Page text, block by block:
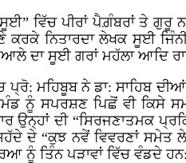
ਵਿੱਚ ਪੀਰਾਂ ਪੈਗ਼ੰਬਰਾਂ ਤੇ
ਕਰਕੇ ਨਿਤਾਰਦਾ ਲੇਖਕ ਸੂਈ
ਦਾ ਸੂਈ ਗਰਾਂ ਮਹੱਲਾ ਆਦਿ
ਮਹਿਬੂਬ ਨੇ ਡਾ: ਸਾਹਿਬ
ਨੂੰ ਸਪਰਸ਼ਣ ਪਿਛੋਂ ਵੀ ਕਿਸੇ
ਉਨ੍ਹਾਂ ਦੀ “ਸਿਰਜਣਾਤਮਕ
ਦੇ “ਕੁਝ ਨਵੇਂ ਵਿਵਰਣਾਂ ਸਮੇਤ
ਨੂੰ ਤਿੰਨ ਪੜਾਵਾਂ ਵਿੱਚ ਵੰਡਦੇ ਹਨ: